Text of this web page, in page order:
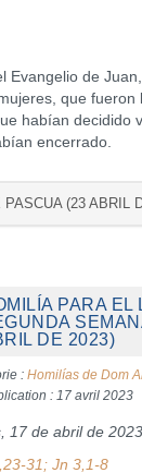
de Juan,
que
habían decidido
encerrado.
(23 ABRIL
PARA EL
DE 2023)
:Homilías de Dom
: 17 avril 2023
17 de abril de 2023
31; Jn 3,1-8